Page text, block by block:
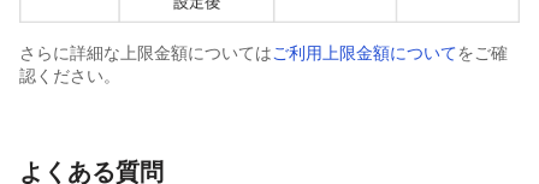
さらに詳細な上限金額についてはご利用上限金額についてをご確
認ください。
よくある質問